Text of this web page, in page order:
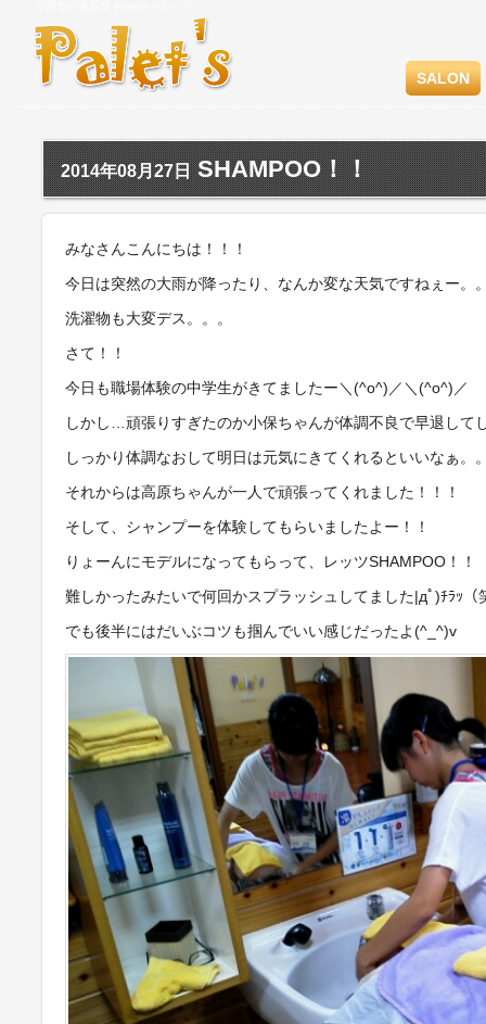
SALON
2014年08月27日 SHAMPOO！！
みなさんこんにちは！！！
今日は突然の大雨が降ったり、なんか変な天気ですねぇー。
洗濯物も大変デス。。。
さて！！
今日も職場体験の中学生がきてましたー＼(^o^)／＼(^o^)／
しかし…頑張りすぎたのか小保ちゃんが体調不良で早退して
しっかり体調なおして明日は元気にきてくれるといいなぁ。
それからは高原ちゃんが一人で頑張ってくれました！！！
そして、シャンプーを体験してもらいましたよー！！
りょーんにモデルになってもらって、レッツSHAMPOO！！
難しかったみたいで何回かスプラッシュしてました|дﾟ)ﾁﾗｯ（
でも後半にはだいぶコツも掴んでいい感じだったよ(^_^)v